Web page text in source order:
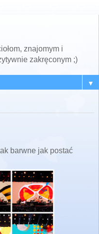
znajomym i
zakręconym ;)
▼
barwne jak postać